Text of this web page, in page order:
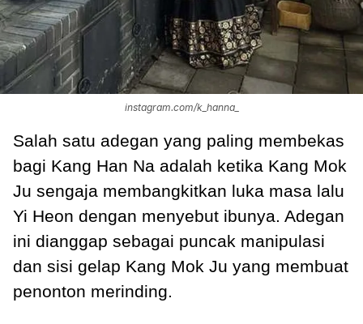
instagram.com/k_hanna_
Salah satu adegan yang paling membekas
bagi Kang Han Na adalah ketika Kang Mok
Ju sengaja membangkitkan luka masa lalu
Yi Heon dengan menyebut ibunya. Adegan
ini dianggap sebagai puncak manipulasi
dan sisi gelap Kang Mok Ju yang membuat
penonton merinding.